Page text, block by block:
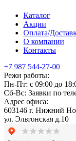
Каталог
Акции
Оплата/
О компании
Контакты
+7 987 544-27-00
Режи работы:
Пн-Пт: с 09:00 до
Сб-Вс: Заявки по
Адрес офиса:
603146 г. Нижний
ул. Эльтонская д.10